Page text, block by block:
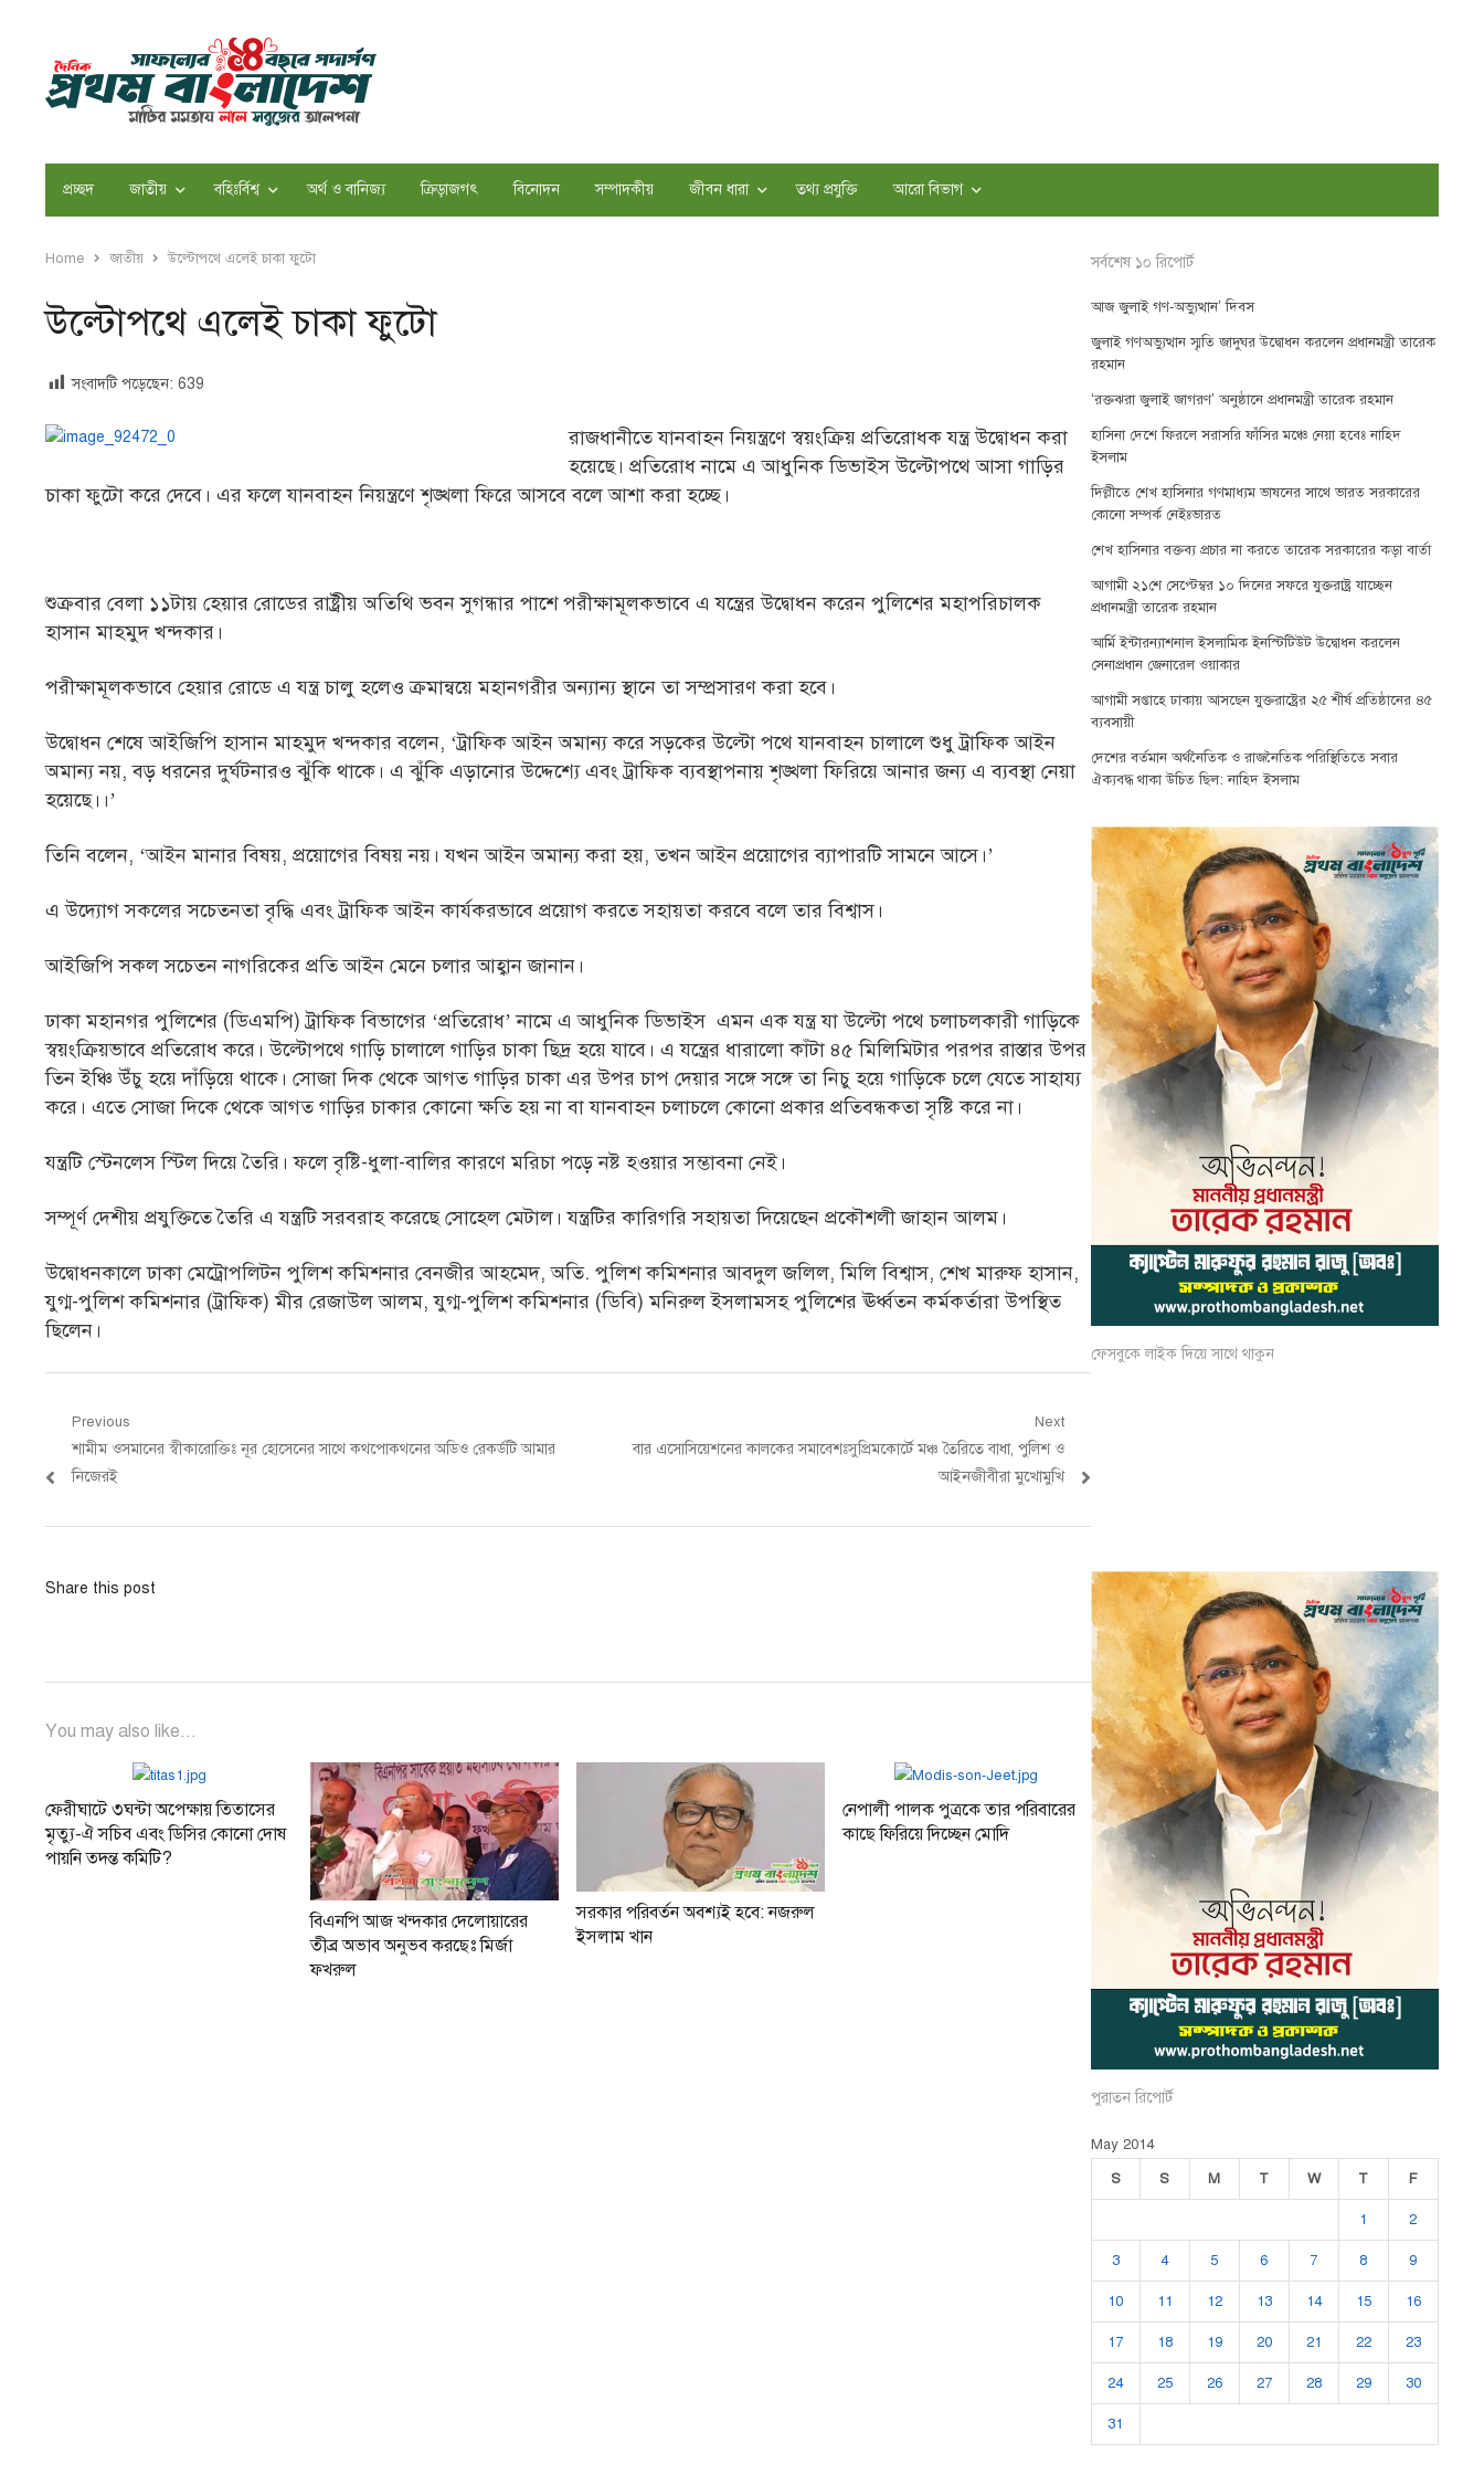
প্রচ্ছদ জাতীয় বহিঃর্বিশ্ব অর্থ ও বানিজ্য ক্রিড়াজগৎ বিনোদন সম্পাদকীয় জীবন ধারা তথ্য প্রযুক্তি আরো বিভাগ
Home জাতীয় উল্টোপথে এলেই চাকা ফুটো
উল্টোপথে এলেই চাকা ফুটো
সংবাদটি পড়েছেন: 639
রাজধানীতে যানবাহন নিয়ন্ত্রণে স্বয়ংক্রিয় প্রতিরোধক যন্ত্র উদ্বোধন করা
হয়েছে। প্রতিরোধ নামে এ আধুনিক ডিভাইস উল্টোপথে আসা গাড়ির
চাকা ফুটো করে দেবে। এর ফলে যানবাহন নিয়ন্ত্রণে শৃঙ্খলা ফিরে আসবে বলে আশা করা হচ্ছে।
শুক্রবার বেলা ১১টায় হেয়ার রোডের রাষ্ট্রীয় অতিথি ভবন সুগন্ধার পাশে পরীক্ষামূলকভাবে এ যন্ত্রের উদ্বোধন করেন পুলিশের মহাপরিচালক
হাসান মাহমুদ খন্দকার।
পরীক্ষামূলকভাবে হেয়ার রোডে এ যন্ত্র চালু হলেও ক্রমান্বয়ে মহানগরীর অন্যান্য স্থানে তা সম্প্রসারণ করা হবে।
উদ্বোধন শেষে আইজিপি হাসান মাহমুদ খন্দকার বলেন, ‘ট্রাফিক আইন অমান্য করে সড়কের উল্টো পথে যানবাহন চালালে শুধু ট্রাফিক আইন
অমান্য নয়, বড় ধরনের দুর্ঘটনারও ঝুঁকি থাকে। এ ঝুঁকি এড়ানোর উদ্দেশ্যে এবং ট্রাফিক ব্যবস্থাপনায় শৃঙ্খলা ফিরিয়ে আনার জন্য এ ব্যবস্থা নেয়া
হয়েছে।।’
তিনি বলেন, ‘আইন মানার বিষয়, প্রয়োগের বিষয় নয়। যখন আইন অমান্য করা হয়, তখন আইন প্রয়োগের ব্যাপারটি সামনে আসে।’
এ উদ্যোগ সকলের সচেতনতা বৃদ্ধি এবং ট্রাফিক আইন কার্যকরভাবে প্রয়োগ করতে সহায়তা করবে বলে তার বিশ্বাস।
আইজিপি সকল সচেতন নাগরিকের প্রতি আইন মেনে চলার আহ্বান জানান।
ঢাকা মহানগর পুলিশের (ডিএমপি) ট্রাফিক বিভাগের ‘প্রতিরোধ’ নামে এ আধুনিক ডিভাইস এমন এক যন্ত্র যা উল্টো পথে চলাচলকারী গাড়িকে
স্বয়ংক্রিয়ভাবে প্রতিরোধ করে। উল্টোপথে গাড়ি চালালে গাড়ির চাকা ছিদ্র হয়ে যাবে। এ যন্ত্রের ধারালো কাঁটা ৪৫ মিলিমিটার পরপর রাস্তার উপর
তিন ইঞ্চি উঁচু হয়ে দাঁড়িয়ে থাকে। সোজা দিক থেকে আগত গাড়ির চাকা এর উপর চাপ দেয়ার সঙ্গে সঙ্গে তা নিচু হয়ে গাড়িকে চলে যেতে সাহায্য
করে। এতে সোজা দিকে থেকে আগত গাড়ির চাকার কোনো ক্ষতি হয় না বা যানবাহন চলাচলে কোনো প্রকার প্রতিবন্ধকতা সৃষ্টি করে না।
যন্ত্রটি স্টেনলেস স্টিল দিয়ে তৈরি। ফলে বৃষ্টি-ধুলা-বালির কারণে মরিচা পড়ে নষ্ট হওয়ার সম্ভাবনা নেই।
সম্পূর্ণ দেশীয় প্রযুক্তিতে তৈরি এ যন্ত্রটি সরবরাহ করেছে সোহেল মেটাল। যন্ত্রটির কারিগরি সহায়তা দিয়েছেন প্রকৌশলী জাহান আলম।
উদ্বোধনকালে ঢাকা মেট্রোপলিটন পুলিশ কমিশনার বেনজীর আহমেদ, অতি. পুলিশ কমিশনার আবদুল জলিল, মিলি বিশ্বাস, শেখ মারুফ হাসান,
যুগ্ম-পুলিশ কমিশনার (ট্রাফিক) মীর রেজাউল আলম, যুগ্ম-পুলিশ কমিশনার (ডিবি) মনিরুল ইসলামসহ পুলিশের ঊর্ধ্বতন কর্মকর্তারা উপস্থিত
ছিলেন।
Post
navigation
Previous
Previous
post:
শামীম ওসমানের স্বীকারোক্তিঃ নূর হোসেনের সাথে কথপোকথনের অডিও রেকর্ডটি আমার
নিজেরই
Next
Next
বার এসোসিয়েশনের কালকের সমাবেশঃসুপ্রিমকোর্টে মঞ্চ তৈরিতে বাধা, পুলিশ ও
আইনজীবীরা মুখোমুখি
Share this post
You may also like...
ফেরীঘাটে ৩ঘন্টা অপেক্ষায় তিতাসের
মৃত্যু-ঐ সচিব এবং ডিসির কোনো দোষ
পায়নি তদন্ত কমিটি?
বিএনপি আজ খন্দকার দেলোয়ারের
তীব্র অভাব অনুভব করছেঃ মির্জা
ফখরুল
সরকার পরিবর্তন অবশ্যই হবে: নজরুল
ইসলাম খান
নেপালী পালক পুত্রকে তার পরিবারের
কাছে ফিরিয়ে দিচ্ছেন মোদি
সর্বশেষ ১০ রিপোর্ট
আজ জুলাই গণ-অভ্যুত্থান’ দিবস
জুলাই গণঅভ্যুত্থান স্মৃতি জাদুঘর উদ্বোধন করলেন প্রধানমন্ত্রী তারেক
রহমান
‘রক্তঝরা জুলাই জাগরণ’ অনুষ্ঠানে প্রধানমন্ত্রী তারেক রহমান
হাসিনা দেশে ফিরলে সরাসরি ফাঁসির মঞ্চে নেয়া হবেঃ নাহিদ
ইসলাম
দিল্লীতে শেখ হাসিনার গণমাধ্যম ভাষনের সাথে ভারত সরকারের
কোনো সম্পর্ক নেইঃভারত
শেখ হাসিনার বক্তব্য প্রচার না করতে তারেক সরকারের কড়া বার্তা
আগামী ২১শে সেপ্টেম্বর ১০ দিনের সফরে যুক্তরাষ্ট্র যাচ্ছেন
প্রধানমন্ত্রী তারেক রহমান
আর্মি ইন্টারন্যাশনাল ইসলামিক ইনস্টিটিউট উদ্বোধন করলেন
সেনাপ্রধান জেনারেল ওয়াকার
আগামী সপ্তাহে ঢাকায় আসছেন যুক্তরাষ্ট্রের ২৫ শীর্ষ প্রতিষ্ঠানের ৪৫
ব্যবসায়ী
দেশের বর্তমান অর্থনৈতিক ও রাজনৈতিক পরিস্থিতিতে সবার
ঐক্যবদ্ধ থাকা উচিত ছিল: নাহিদ ইসলাম
ফেসবুকে লাইক দিয়ে সাথে থাকুন
পুরাতন রিপোর্ট
May 2014
S
S M T W T F
1 2
3 4 5 6 7 8 9
10 11 12 13 14 15 16
17 18 19 20 21 22 23
24 25 26 27 28 29 30
31